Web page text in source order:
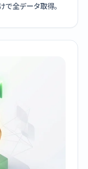
全データ取得。